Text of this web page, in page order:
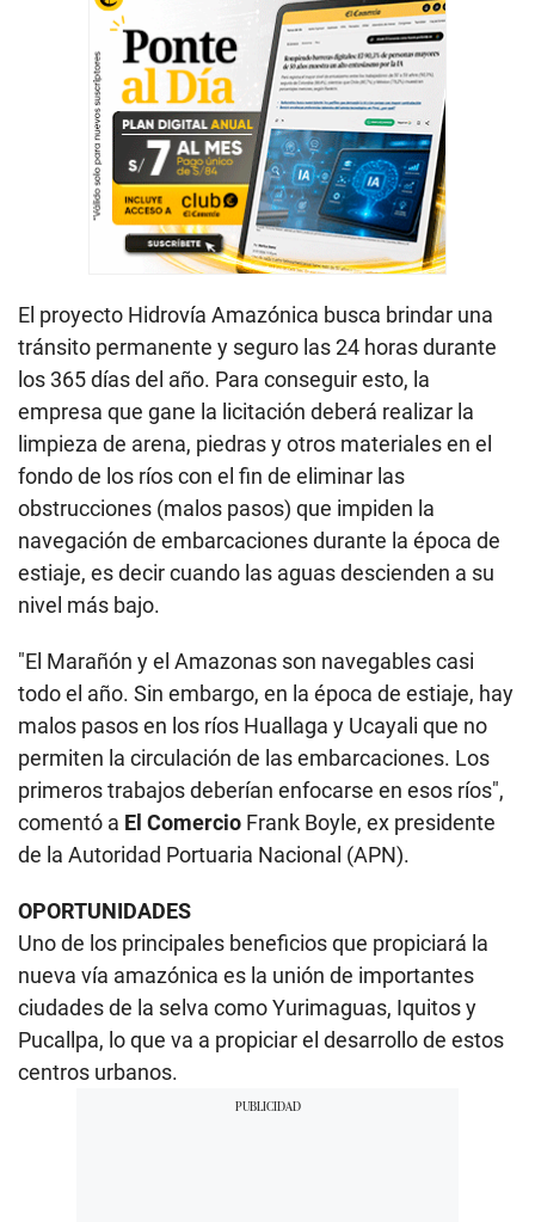
El proyecto Hidrovía Amazónica busca brindar una
tránsito permanente y seguro las 24 horas durante
los 365 días del año. Para conseguir esto, la
empresa que gane la licitación deberá realizar la
limpieza de arena, piedras y otros materiales en el
fondo de los ríos con el fin de eliminar las
obstrucciones (malos pasos) que impiden la
navegación de embarcaciones durante la época de
estiaje, es decir cuando las aguas descienden a su
nivel más bajo.
"El Marañón y el Amazonas son navegables casi
todo el año. Sin embargo, en la época de estiaje, hay
malos pasos en los ríos Huallaga y Ucayali que no
permiten la circulación de las embarcaciones. Los
primeros trabajos deberían enfocarse en esos ríos",
comentó a El Comercio Frank Boyle, ex presidente
de la Autoridad Portuaria Nacional (APN).
OPORTUNIDADES
Uno de los principales beneficios que propiciará la
nueva vía amazónica es la unión de importantes
ciudades de la selva como Yurimaguas, Iquitos y
Pucallpa, lo que va a propiciar el desarrollo de estos
centros urbanos.